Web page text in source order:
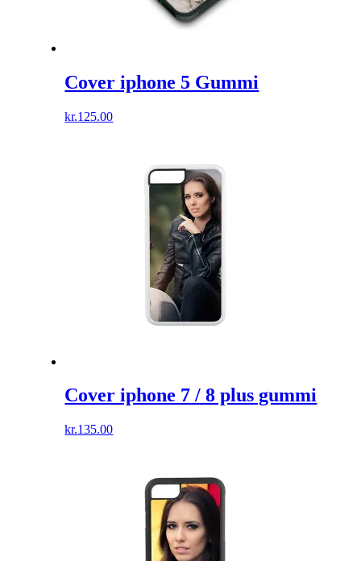
Cover iphone 5 Gummi
kr.125.00
Cover iphone 7 / 8 plus gummi
kr.135.00